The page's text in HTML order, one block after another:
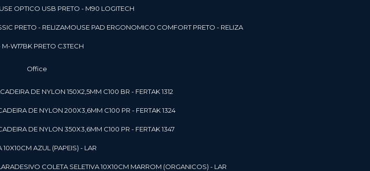
OPTICO USB PRETO - M90 LOGITECH
PRETO - RELIZA MOUSE PAD ERGONOMICO COMFORT PRETO - RELIZA
M-W17BK PRETO C3TECH
Office
DE NYLON 150X2,5MM C100 BR - FERTAK 1312
DE NYLON 200X3,6MM C100 PR - FERTAK 1324
DE NYLON 350X3,6MM C100 PR - FERTAK 1347
10X10CM AZUL (PAPEIS) - LAR
ADESIVO COLETA SELETIVA 10X10CM MARROM (ORGANICOS) - LAR